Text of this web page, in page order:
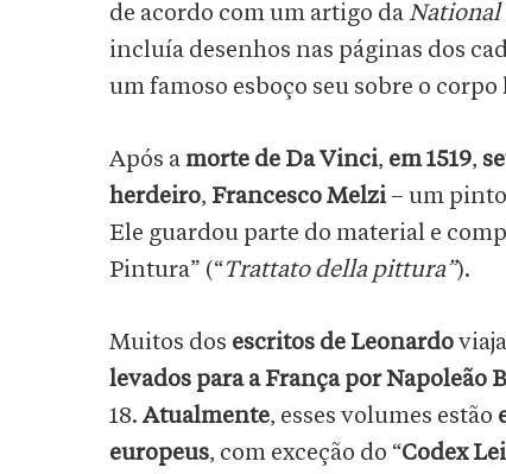
de acordo com um artigo daNational
incluía desenhos nas páginas dos
um famoso esboço seu sobre o
Após a morte de Da Vinci, em 1519,
herdeiro, Francesco Melzi– um
Ele guardou parte do material e
Pintura” (“Trattato della pittura”).
Muitos dos escritos de Leonardo
levados para a França por Napoleão
18. Atualmente, esses volumes estão
europeus, com exceção do “Codex